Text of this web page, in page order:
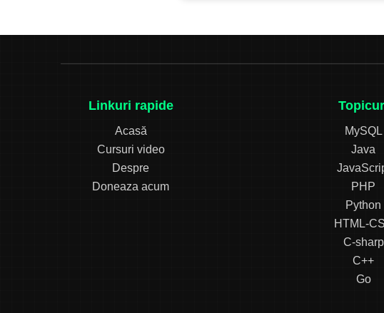
Linkuri rapide
Acasă
Cursuri video
Despre
Doneaza acum
MySQL
Java
PHP
Python
HTML-
C-sharp
C++
Go